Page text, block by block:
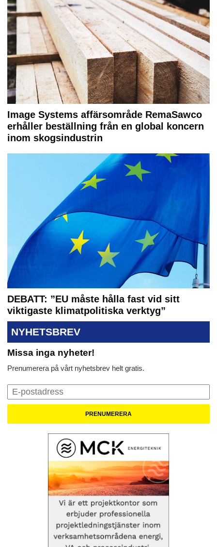
Image Systems affärsområde RemaSawco
erhåller beställning från en global koncern
inom skogsindustrin
DEBATT: ”EU måste hålla fast vid sitt
viktigaste klimatpolitiska verktyg”
NYHETSBREV
Missa inga nyheter!
Prenumerera på vårt nyhetsbrev helt gratis.